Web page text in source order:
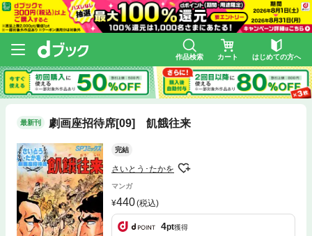
作品検索 カート はじめての方へ
最新刊 劇画座招待席[09] 飢餓往来
完結
さいとう･たかを
マンガ
440(税込)
4pt獲得